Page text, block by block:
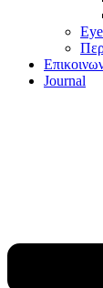
Journal